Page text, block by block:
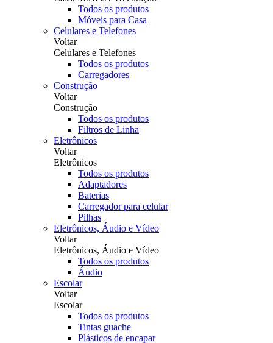
Todos os produtos
Móveis para Casa
Celulares e Telefones
Voltar
Celulares e Telefones
Todos os produtos
Carregadores
Construção
Voltar
Construção
Todos os produtos
Filtros de Linha
Eletrônicos
Voltar
Eletrônicos
Todos os produtos
Adaptadores
Baterias
Carregador para celular
Pilhas
Eletrônicos, Áudio e Vídeo
Voltar
Eletrônicos, Áudio e Vídeo
Todos os produtos
Áudio
Escolar
Voltar
Escolar
Todos os produtos
Tintas guache
Plásticos de encapar